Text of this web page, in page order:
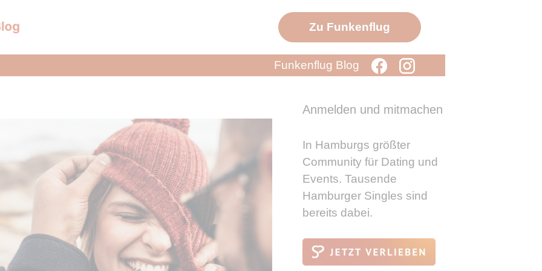
Zu Funkenflug
Funkenflug Blog
Anmelden und mitmachen
In Hamburgs größter
Community für Dating und
Events. Tausende
Hamburger Singles sind
bereits dabei.